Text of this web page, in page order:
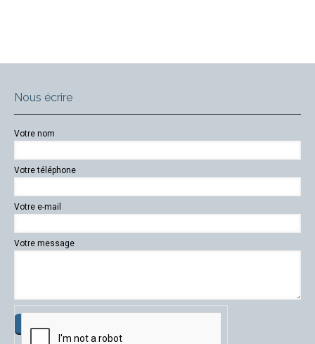
Nous écrire
Votre nom
Votre téléphone
Votre e-mail
Votre message